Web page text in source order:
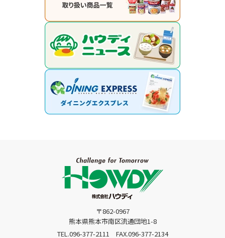
〒862-0967
熊本県熊本市南区流通団地1-8
TEL.096-377-2111
FAX.096-377-2134